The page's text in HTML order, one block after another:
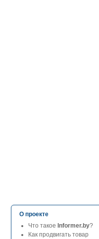
О проекте
Что такое Informer.by?
Как продвигать товар